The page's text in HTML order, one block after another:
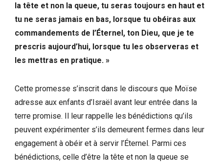
la tête et non la queue, tu seras toujours en haut et
tu ne seras jamais en bas, lorsque tu obéiras aux
commandements de l’Éternel, ton Dieu, que je te
prescris aujourd’hui, lorsque tu les observeras et
les mettras en pratique. »
Cette promesse s’inscrit dans le discours que Moïse
adresse aux enfants d’Israël avant leur entrée dans la
terre promise. Il leur rappelle les bénédictions qu’ils
peuvent expérimenter s’ils demeurent fermes dans leur
engagement à obéir et à servir l’Éternel. Parmi ces
bénédictions, celle d’être la tête et non la queue se